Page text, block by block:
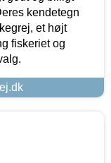
kendetegn
et højt
fiskeriet og